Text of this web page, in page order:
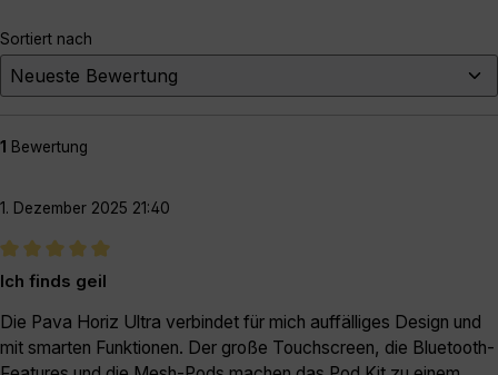
Sortiert nach
1 Bewertung
1. Dezember 2025 21:40
Bewertung mit 5 von 5 Sternen
Ich finds geil
Die Pava Horiz Ultra verbindet für mich auffälliges Design und
mit smarten Funktionen. Der große Touchscreen, die Bluetooth-